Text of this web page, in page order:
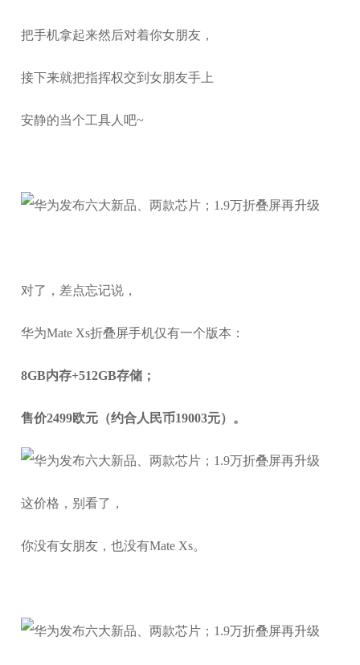
把手机拿起来然后对着你女朋友，
接下来就把指挥权交到女朋友手上
安静的当个工具人吧~
对了，差点忘记说，
华为Mate Xs折叠屏手机仅有一个版本：
8GB内存+512GB存储；
售价2499欧元（约合人民币19003元）。
这价格，别看了，
你没有女朋友，也没有Mate Xs。